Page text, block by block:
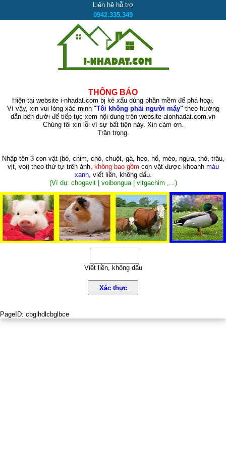
Liên hệ hỗ trợ
0942.335.349
THÔNG BÁO
Hiện tại website i-nhadat.com bị kẻ xấu dùng phần mềm để phá hoại.
Vì vậy, xin vui lòng xác minh "Tôi không phải người máy"theo hướng
dẫn bên dưới để tiếp tục xem nội dung trên website alonhadat.com.vn
Chúng tôi xin lỗi vì sự bất tiện này. Xin cám ơn.
Trân trọng.
Nhập tên 3 con vật (bò, chim, chó, chuột, gà, heo, hổ, mèo, ngựa, thỏ, trâu,
vịt, voi)theo thứ tự trên ảnh, không bao gồm con vật được khoanh màu
xanh, viết liền, không dấu.
(Ví dụ: chogavit | voibongua | vitgachim ,...)
Viết liền, không dấu
Xác thực
PageID: cbglhdlcbglbce